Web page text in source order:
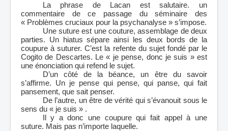
La phrase de Lacan est salutaire. un
commentaire de ce passage du séminaire des
« Problèmes cruciaux pour la psychanalyse » s’impose.
Une suture est une couture, assemblage de deux
parties. Un hiatus sépare ainsi les deux bords de la
coupure à suturer. C’est la refente du sujet fondé par le
Cogito de Descartes. Le « je pense, donc je suis » est
une énonciation qui refend le sujet.
D’un côté de la béance, un être du savoir
s’affirme. Un je pense qui pense, qui panse, qui fait
pansement, que sait penser.
De l’autre, un être de vérité qui s’évanouit sous le
sens du « je suis » .
Il y a donc une coupure qui fait appel à une
suture. Mais pas n’importe laquelle.